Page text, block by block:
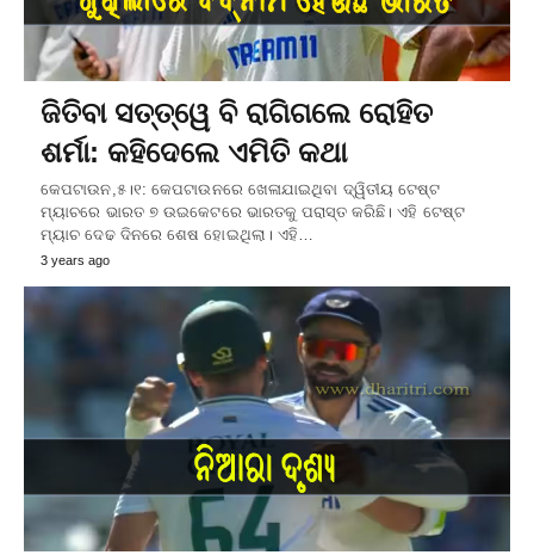
ଜିତିବା ସତ୍ତ୍ୱେ ବି ରାଗିଗଲେ ରୋହିତ
ଶର୍ମା: କହିଦେଲେ ଏମିତି କଥା
କେପଟାଉନ,୫।୧: କେପଟାଉନରେ ଖେଳାଯାଇଥିବା ଦ୍ୱିତୀୟ ଟେଷ୍ଟ
ମ୍ୟାଚରେ ଭାରତ ୭ ଉଇକେଟରେ ଭାରତକୁ ପରାସ୍ତ କରିଛି। ଏହି ଟେଷ୍ଟ
ମ୍ୟାଚ ଦେଢ ଦିନରେ ଶେଷ ହୋଇଥିଲା। ଏହି…
3 years ago